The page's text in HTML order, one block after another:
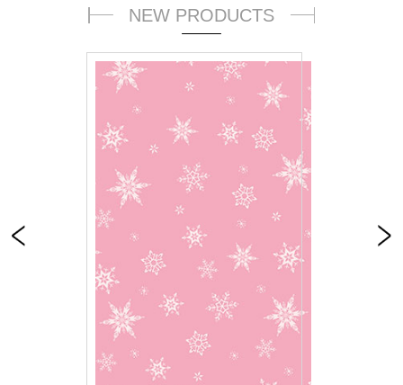
NEW PRODUCTS